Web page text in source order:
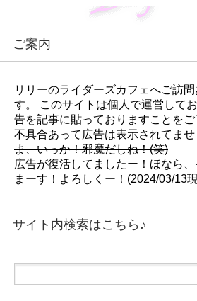
ご案内
リリーのライダーズカフェへご訪
す。 このサイトは個人で運営してお
告を記事に貼っておりますことを
不具合あって広告は表示されてま
ま、いっか！邪魔だしね！(笑)
広告が復活してましたー！ほなら
まーす！よろしくー！(2024/03/13
サイト内検索はこちら♪